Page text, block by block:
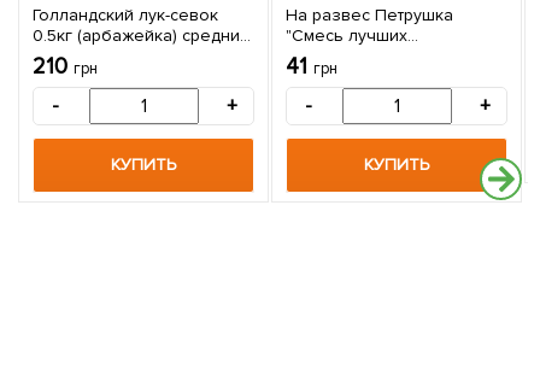
Голландский лук-севок
0.5кг (арбажейка) средний,
удлиненный, золотистый
"Бамбергер"
210 грн
- +
КУПИТЬ
На развес Петрушка
"Смесь лучших
популярных сортов" ТМ
"Весна" цена за 10г
41 грн
- +
КУПИТЬ